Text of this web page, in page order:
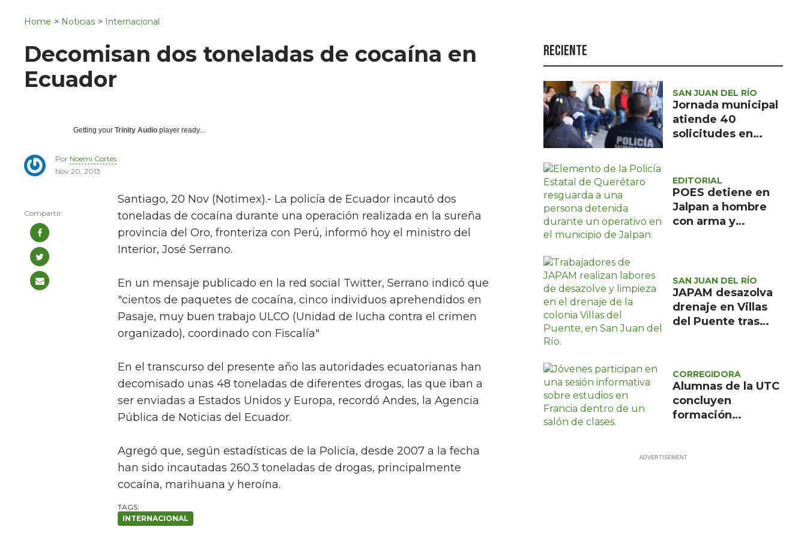
Política
Turismo
Asuntos Sociales
Estilo de vida
Home > Noticias > Internacional
Decomisan dos toneladas de cocaína en
Ecuador
Getting your Trinity Audio player ready...
Por Noemi Cortés
Nov 20, 2013
Santiago, 20 Nov (Notimex).- La policía de Ecuador incautó dos
toneladas de cocaína durante una operación realizada en la sureña
provincia del Oro, fronteriza con Perú, informó hoy el ministro del
Interior, José Serrano.
En un mensaje publicado en la red social Twitter, Serrano indicó que
"cientos de paquetes de cocaína, cinco individuos aprehendidos en
Pasaje, muy buen trabajo ULCO (Unidad de lucha contra el crimen
organizado), coordinado con Fiscalía"
En el transcurso del presente año las autoridades ecuatorianas han
decomisado unas 48 toneladas de diferentes drogas, las que iban a
ser enviadas a Estados Unidos y Europa, recordó Andes, la Agencia
Pública de Noticias del Ecuador.
Agregó que, según estadísticas de la Policía, desde 2007 a la fecha
han sido incautadas 260.3 toneladas de drogas, principalmente
cocaína, marihuana y heroína.
INTERNACIONAL
Reciente
SAN JUAN DEL RÍO
Jornada municipal
atiende 40
solicitudes en
EDITORIAL
POES detiene en
Jalpan a hombre
con arma y
SAN JUAN DEL RÍO
JAPAM desazolva
drenaje en Villas
del Puente tras
CORREGIDORA
Alumnas de la UTC
concluyen
formación